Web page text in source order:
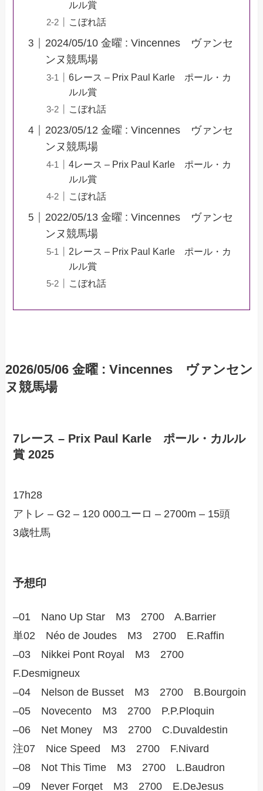
ルル賞
こぼれ話
2024/05/10 金曜 : Vincennes ヴァンセ
ンヌ競馬場
6レース – Prix Paul Karle ポール・カ
ルル賞
こぼれ話
2023/05/12 金曜 : Vincennes ヴァンセ
ンヌ競馬場
4レース – Prix Paul Karle ポール・カ
ルル賞
こぼれ話
2022/05/13 金曜 : Vincennes ヴァンセ
ンヌ競馬場
2レース – Prix Paul Karle ポール・カ
ルル賞
こぼれ話
2026/05/06 金曜 : Vincennes ヴァンセン
ヌ競馬場
7レース – Prix Paul Karle ポール・カルル
賞 2025
17h28
アトレ – G2 – 120 000ユーロ – 2700m – 15頭
3歳牡馬
予想印
–01 Nano Up Star M3 2700 A.Barrier
単02 Néo de Joudes M3 2700 E.Raffin
–03 Nikkei Pont Royal M3 2700
F.Desmigneux
–04 Nelson de Busset M3 2700 B.Bourgoin
–05 Novecento M3 2700 P.P.Ploquin
–06 Net Money M3 2700 C.Duvaldestin
注07 Nice Speed M3 2700 F.Nivard
–08 Not This Time M3 2700 L.Baudron
–09 Never Forget M3 2700 E.DeJesus